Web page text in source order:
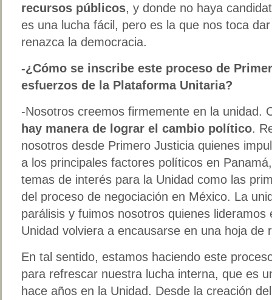
recursos públicos, y donde no haya
es una lucha fácil, pero es la que nos toca
renazca la democracia.
-¿Cómo se inscribe este proceso de
esfuerzos de la Plataforma Unitaria?
-Nosotros creemos firmemente en la unidad.
hay manera de lograr el cambio político.
nosotros desde Primero Justicia quienes
a los principales factores políticos en
temas de interés para la Unidad como las
del proceso de negociación en México. La
parálisis y fuimos nosotros quienes
Unidad volviera a encausarse en una hoja de
En tal sentido, estamos haciendo este
para refrescar nuestra lucha interna, que es
hace años en la Unidad. Desde la creación